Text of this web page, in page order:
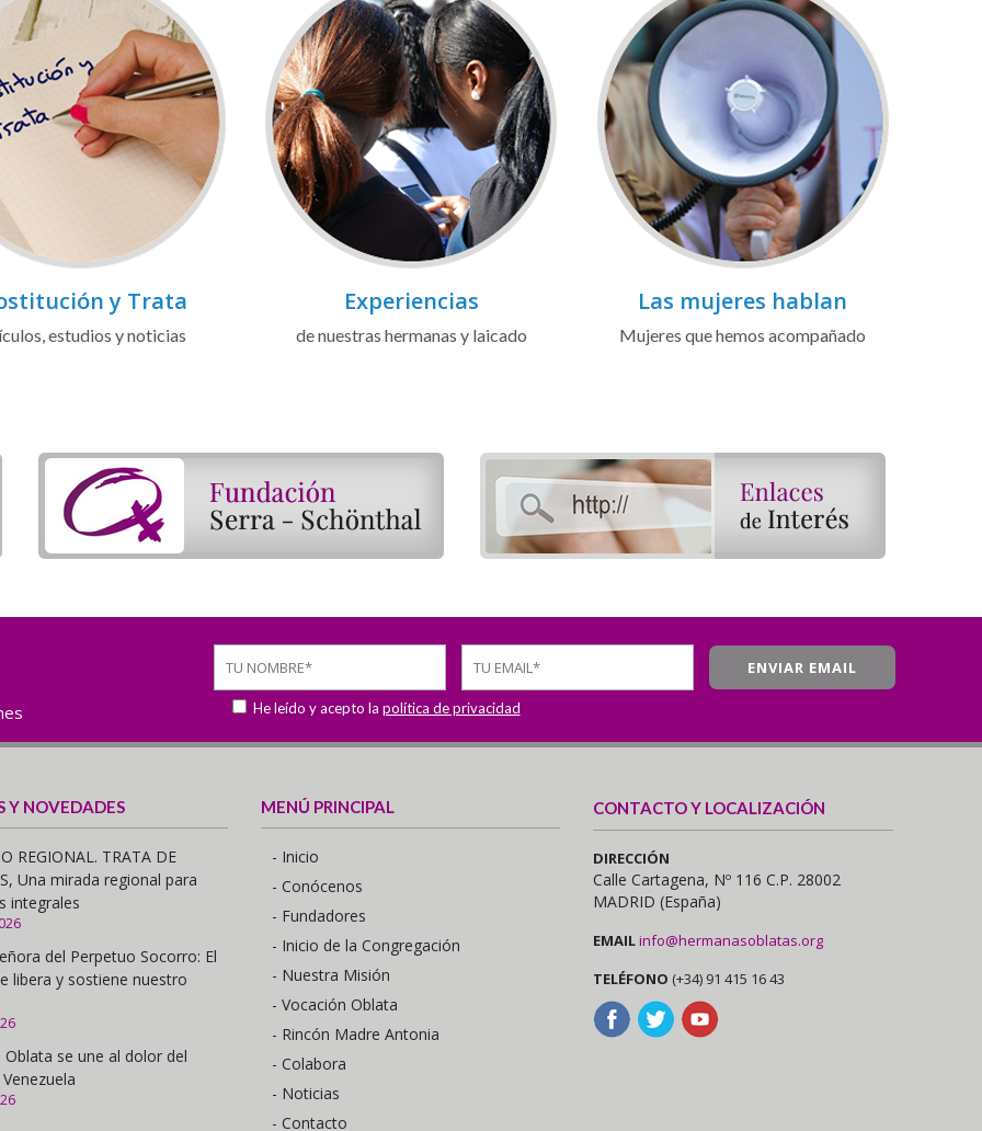
y Trata
estudios y noticias
Experiencias
de nuestras hermanas y laicado
Las mujeres hablan
Mujeres que hemos acompañado
He leído y acepto la política de privacidad
Y NOVEDADES
REGIONAL. TRATA DE
Una mirada regional para
integrales
del Perpetuo Socorro: El
libera y sostiene nuestro
Oblata se une al dolor del
MENÚ PRINCIPAL
- Inicio
- Conócenos
- Fundadores
- Inicio de la Congregación
- Nuestra Misión
- Vocación Oblata
- Rincón Madre Antonia
- Colabora
- Noticias
- Contacto
CONTACTO Y LOCALIZACIÓN
DIRECCIÓN
Calle Cartagena, Nº 116 C.P. 28002
MADRID (España)
EMAILinfo@hermanasoblatas.org
TELÉFONO (+34) 91 415 16 43